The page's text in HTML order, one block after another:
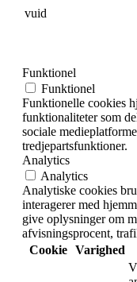
vuid
Funktionel
Funktionel
Funktionelle cookies
funktionaliteter som
sociale
tredjepartsfunktioner.
Analytics
Analytics
Analytiske cookies
interagerer med
give oplysninger om
afvisningsprocent,
Cookie Varighed